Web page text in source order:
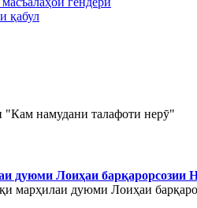
қабул
"Кам намудани талафоти нерӯ"
дуюми Лоиҳаи барқарорсозии
марҳилаи дуюми Лоиҳаи